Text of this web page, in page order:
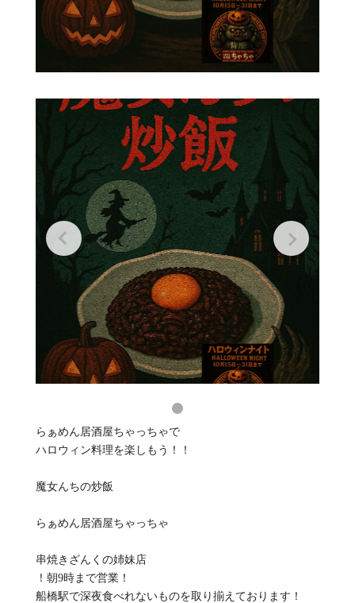
らぁめん居酒屋ちゃっちゃで
ハロウィン料理を楽しもう！！
魔女んちの炒飯
らぁめん居酒屋ちゃっちゃ
串焼きざんくの姉妹店
！朝9時まで営業！
船橋駅で深夜食べれないものを取り揃えております！